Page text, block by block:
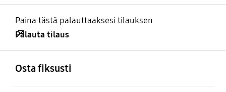
Paina tästä palauttaaksesi tilauksen
Palauta tilaus
Osta fiksusti